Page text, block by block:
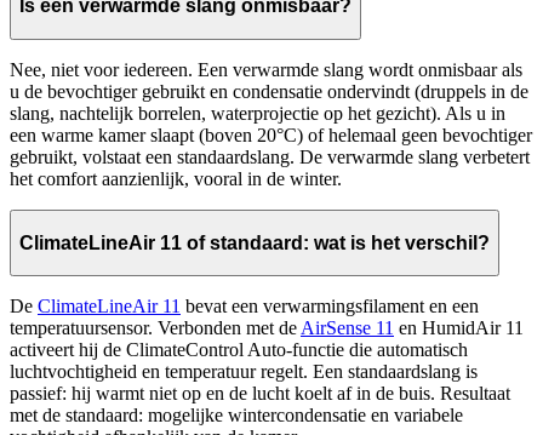
Is een verwarmde slang onmisbaar?
Nee, niet voor iedereen. Een verwarmde slang wordt onmisbaar als
u de bevochtiger gebruikt en condensatie ondervindt (druppels in de
slang, nachtelijk borrelen, waterprojectie op het gezicht). Als u in
een warme kamer slaapt (boven 20°C) of helemaal geen bevochtiger
gebruikt, volstaat een standaardslang. De verwarmde slang verbetert
het comfort aanzienlijk, vooral in de winter.
ClimateLineAir 11 of standaard: wat is het verschil?
De ClimateLineAir 11 bevat een verwarmingsfilament en een
temperatuursensor. Verbonden met de AirSense 11 en HumidAir 11
activeert hij de ClimateControl Auto-functie die automatisch
luchtvochtigheid en temperatuur regelt. Een standaardslang is
passief: hij warmt niet op en de lucht koelt af in de buis. Resultaat
met de standaard: mogelijke wintercondensatie en variabele